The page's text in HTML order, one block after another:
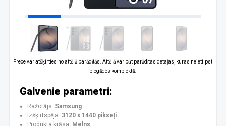
Prece var atšķirties no attēlā parādītās. Attēlā var būt parādītas detaļas, kuras neietilpst
piegādes komplektā.
Galvenie parametri:
Ražotājs: Samsung
Izšķirtspēja: 3120 x 1440 pikseļi
Produkta krāsa: Melns